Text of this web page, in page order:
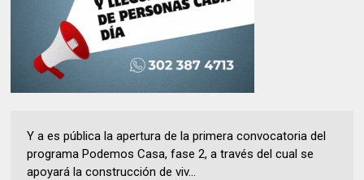
Y a es pública la apertura de la primera convocatoria del
programa Podemos Casa, fase 2, a través del cual se
apoyará la construcción de viv...